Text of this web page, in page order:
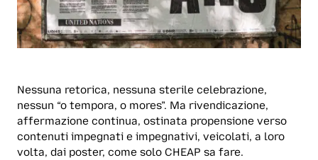
Nessuna retorica, nessuna sterile celebrazione,
nessun “o tempora, o mores”. Ma rivendicazione,
affermazione continua, ostinata propensione verso
contenuti impegnati e impegnativi, veicolati, a loro
volta, dai poster, come solo CHEAP sa fare.